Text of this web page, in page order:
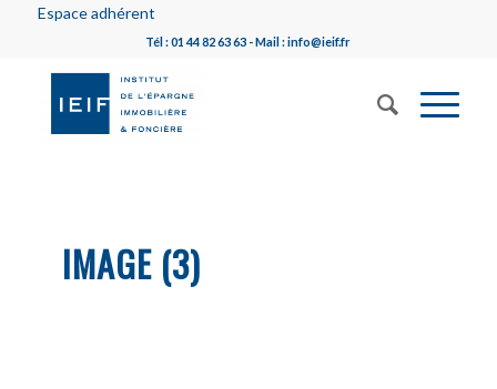
Espace adhérent
Tél : 01 44 82 63 63 - Mail : info@ieif.fr
IMAGE (3)